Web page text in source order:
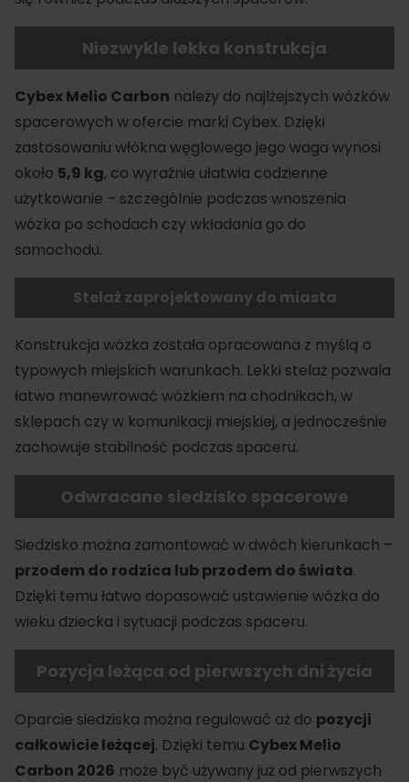
Niezwykle lekka konstrukcja
Cybex Melio Carbon należy do najlżejszych wózków
spacerowych w ofercie marki Cybex. Dzięki
zastosowaniu włókna węglowego jego waga wynosi
około 5,9 kg, co wyraźnie ułatwia codzienne
użytkowanie – szczególnie podczas wnoszenia
wózka po schodach czy wkładania go do
samochodu.
Stelaż zaprojektowany do miasta
Konstrukcja wózka została opracowana z myślą o
typowych miejskich warunkach. Lekki stelaż pozwala
łatwo manewrować wózkiem na chodnikach, w
sklepach czy w komunikacji miejskiej, a jednocześnie
zachowuje stabilność podczas spaceru.
Odwracane siedzisko spacerowe
Siedzisko można zamontować w dwóch kierunkach –
przodem do rodzica lub przodem do świata.
Dzięki temu łatwo dopasować ustawienie wózka do
wieku dziecka i sytuacji podczas spaceru.
Pozycja leżąca od pierwszych dni życia
Oparcie siedziska można regulować aż do pozycji
całkowicie leżącej. Dzięki temu Cybex Melio
Carbon 2026 może być używany już od pierwszych